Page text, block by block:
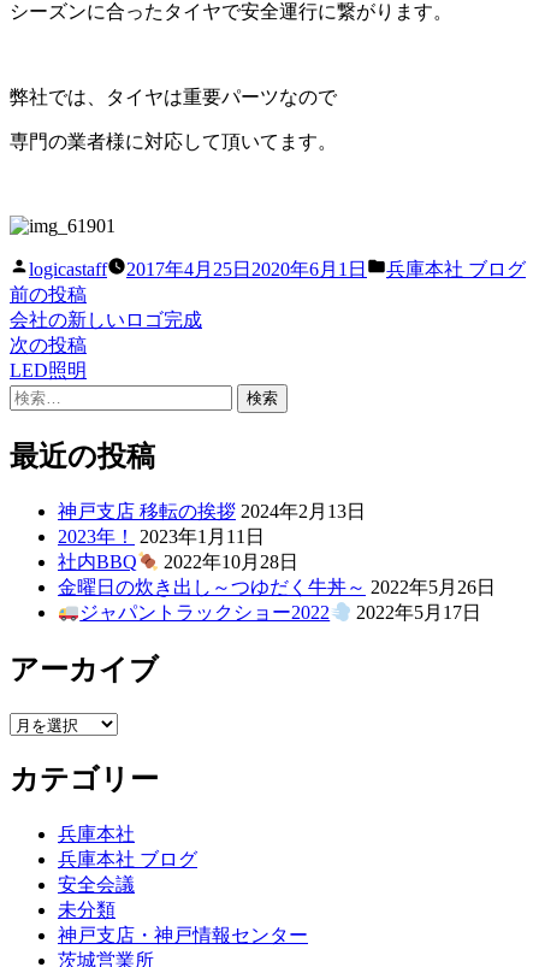
シーズンに合ったタイヤで安全運行に繋がります。
弊社では、タイヤは重要パーツなので
専門の業者様に対応して頂いてます。
投
稿
者:
logicastaff 2017年4月25日 2020年6月1日
カ
兵庫本社 ブログ
投
稿
ナ
ビ
ゲ
前の投稿前
の
投
会社の新しいロゴ完成
次の投稿次
LED照明
検
最近の投稿
神戸支店 移転の挨拶 2024年2月13日
2023年！
2023年1月11日
社内BBQ
2022年10月28日
金曜日の炊き出し～つゆだく牛丼～ 2022年5月26日
ジャパントラックショー2022
2022年5月17日
アーカイブ
ア
カ
イ
カテゴリー
兵庫本社
兵庫本社 ブログ
安全会議
未分類
神戸支店・神戸情報センター
茨城営業所